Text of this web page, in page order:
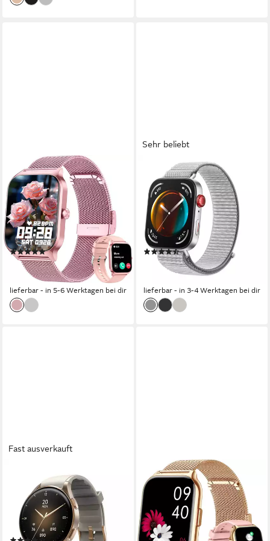
ZEVELORA
Damen's Telefonfunktion IP68
wasserdicht Fitness Tracker
Smartwatch
120 Std. Akkulaufzeit
Android/iOS Betriebssystem
(4)
99,99 € UVP 139,99 €
lieferbar - in 5-6 Werktagen bei dir
Sehr beliebt
HUAWEI
WATCH FIT 3, 4,62 cm (1,82
Zoll) AMOLED-Display
Smartwatch
168 Std.
Akkulaufzeit
Harmony OS Betriebssystem
(215)
79,00 € UVP159,00 €
lieferbar - in 3-4 Werktagen bei dir
Fast ausverkauft
Smartwatch 8900
(Telefonfunktion, GPS,
wasserdicht IP68,
Herzfrequenz) Smartwatch
ZEVELORA
Damen's und Herren's
Telefonfunktion Fitness-
Tracker IPx8 Wasserdicht
Smartwatch